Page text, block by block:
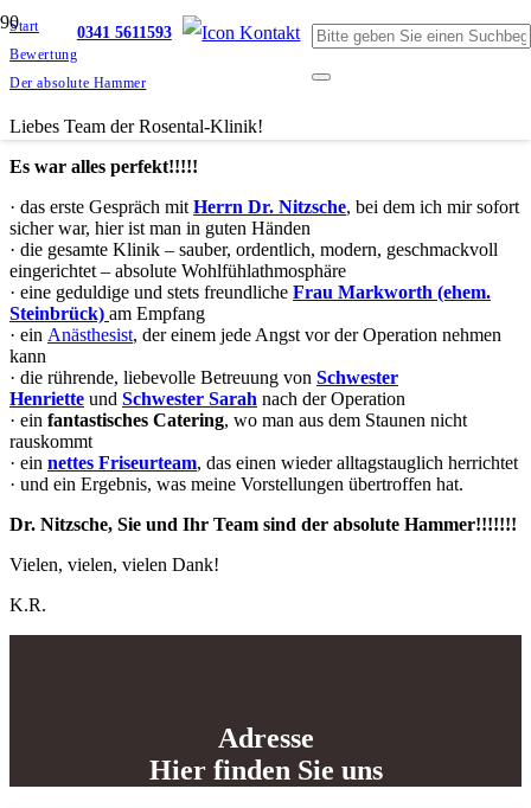
0341 5611593
Start
Bewertung
Der absolute Hammer
Liebes Team der Rosental-Klinik!
Es war alles perfekt!!!!!
· das erste Gespräch mit Herrn Dr. Nitzsche, bei dem ich mir sofort
sicher war, hier ist man in guten Händen
· die gesamte Klinik – sauber, ordentlich, modern, geschmackvoll
eingerichtet – absolute Wohlfühlathmosphäre
· eine geduldige und stets freundliche Frau Markworth (ehem.
Steinbrück) am Empfang
· ein Anästhesist, der einem jede Angst vor der Operation nehmen
kann
· die rührende, liebevolle Betreuung von Schwester
Henriette und Schwester Sarah nach der Operation
· ein fantastisches Catering, wo man aus dem Staunen nicht
rauskommt
· ein nettes Friseurteam, das einen wieder alltagstauglich herrichtet
· und ein Ergebnis, was meine Vorstellungen übertroffen hat.
Dr. Nitzsche, Sie und Ihr Team sind der absolute Hammer!!!!!!!
Vielen, vielen, vielen Dank!
K.R.
Adresse
Hier finden Sie uns